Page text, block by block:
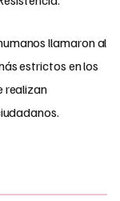
llamaron al
estrictos en los
realizan